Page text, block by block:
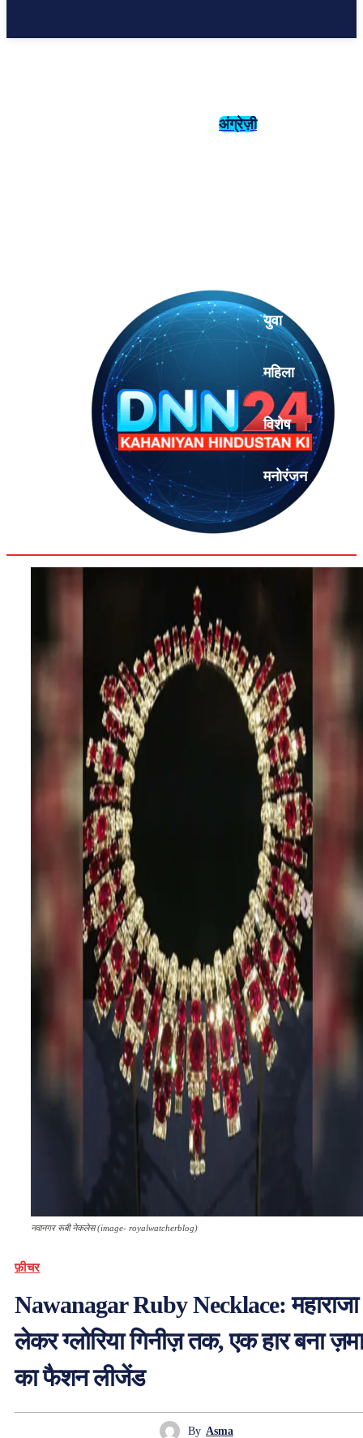
अंग्रेज़ी
युवा
महिला
विशेष
मनोरंजन
नवानगर रूबी नेकलेस (image- royalwatcherblog)
फ़ीचर
Nawanagar Ruby Necklace:
लेकर ग्लोरिया गिनीज़ तक, एक हार बना
का फैशन लीजेंड
By Asma